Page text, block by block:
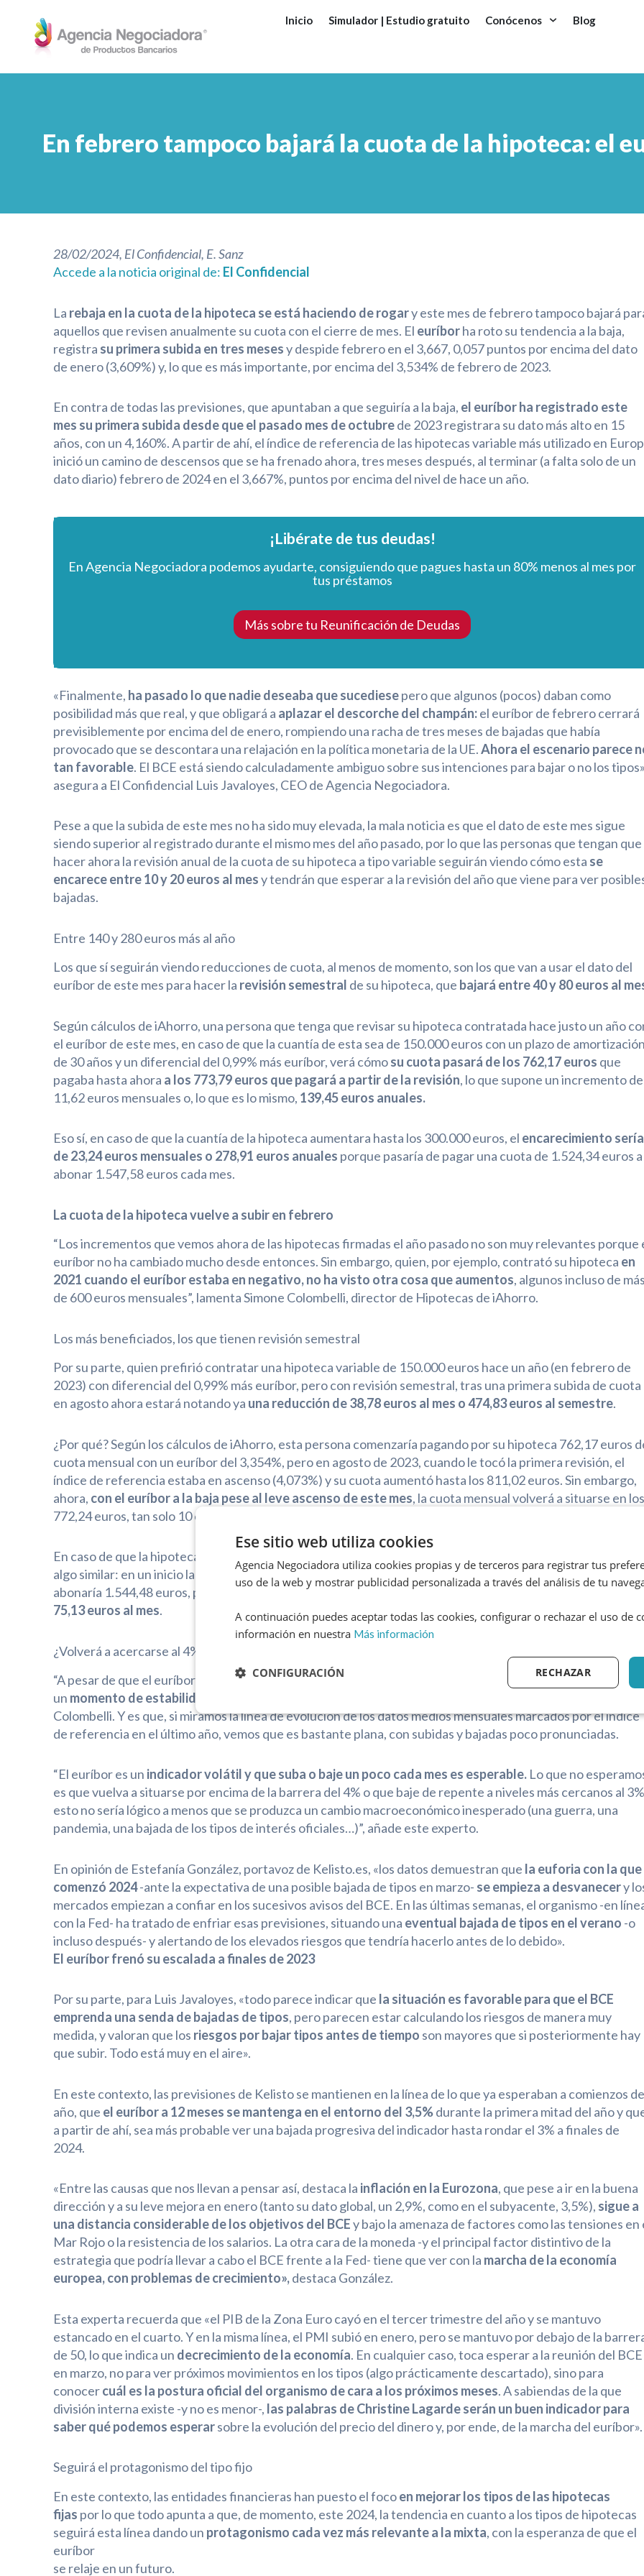
contenido
Inicio Simulador | Estudio gratuito Conócenos Blog
En febrero tampoco bajará la cuota de la hipoteca: el
28/02/2024, El Confidencial, E. Sanz
Accede a la noticia original de: El Confidencial
La rebaja en la cuota de la hipoteca se está haciendo de rogary este mes de febrero tampoco bajará
aquellos que revisen anualmente su cuota con el cierre de mes. El euríborha roto su tendencia a la baja,
registra su primera subida en tres mesesy despide febrero en el 3,667, 0,057 puntos por encima del dato
de enero (3,609%) y, lo que es más importante, por encima del 3,534% de febrero de 2023.
En contra de todas las previsiones, que apuntaban a que seguiría a la baja, el euríbor ha registrado este
mes su primera subida desde que el pasado mes de octubrede 2023 registrara su dato más alto en 15
años, con un 4,160%. A partir de ahí, el índice de referencia de las hipotecas variable más utilizado en
inició un camino de descensos que se ha frenado ahora, tres meses después, al terminar (a falta solo de un
dato diario) febrero de 2024 en el 3,667%, puntos por encima del nivel de hace un año.
¡Libérate de tus deudas!
En Agencia Negociadora podemos ayudarte, consiguiendo que pagues hasta un 80% menos al mes por
tus préstamos
Más sobre tu Reunificación de Deudas
«Finalmente, ha pasado lo que nadie deseaba que sucediesepero que algunos (pocos) daban como
posibilidad más que real, y que obligará a aplazar el descorche del champán:el euríbor de febrero cerrará
previsiblemente por encima del de enero, rompiendo una racha de tres meses de bajadas que había
provocado que se descontara una relajación en la política monetaria de la UE.Ahora el escenario parece
tan favorable. El BCE está siendo calculadamente ambiguo sobre sus intenciones para bajar o no los
asegura a El Confidencial Luis Javaloyes, CEO de Agencia Negociadora.
Pese a que la subida de este mes no ha sido muy elevada, la mala noticia es que el dato de este mes sigue
siendo superior al registrado durante el mismo mes del año pasado, por lo que las personas que tengan que
hacer ahora la revisión anual de la cuota de su hipoteca a tipo variable seguirán viendo cómo esta se
encarece entre 10 y 20 euros al mesy tendrán que esperar a la revisión del año que viene para ver
bajadas.
Entre 140 y 280 euros más al año
Los que sí seguirán viendo reducciones de cuota, al menos de momento, son los que van a usar el dato del
euríbor de este mes para hacer la revisión semestral de su hipoteca, que bajará entre 40 y 80 euros al
Según cálculos de iAhorro, una persona que tenga que revisar su hipoteca contratada hace justo un año
el euríbor de este mes, en caso de que la cuantía de esta sea de 150.000 euros con un plazo de amortización
de 30 años y un diferencial del 0,99% más euríbor, verá cómosu cuota pasará de los 762,17 euros que
pagaba hasta ahora a los 773,79 euros que pagará a partir de la revisión, lo que supone un incremento de
11,62 euros mensuales o, lo que es lo mismo, 139,45 euros anuales.
Eso sí, en caso de que la cuantía de la hipoteca aumentara hasta los 300.000 euros, el encarecimiento sería
de 23,24 euros mensuales o 278,91 euros anuales porque pasaría de pagar una cuota de 1.524,34 euros a
abonar 1.547,58 euros cada mes.
La cuota de la hipoteca vuelve a subir en febrero
“Los incrementos que vemos ahora de las hipotecas firmadas el año pasado no son muy relevantes porque
euríbor no ha cambiado mucho desde entonces. Sin embargo, quien, por ejemplo, contrató su hipoteca en
2021 cuando el euríbor estaba en negativo, no ha visto otra cosa que aumentos, algunos incluso de más
de 600 euros mensuales”, lamenta Simone Colombelli, director de Hipotecas de iAhorro.
Los más beneficiados, los que tienen revisión semestral
Por su parte, quien prefirió contratar una hipoteca variable de 150.000 euros hace un año (en febrero de
2023) con diferencial del 0,99% más euríbor, pero con revisión semestral, tras una primera subida de cuota
en agosto ahora estará notando ya una reducción de 38,78 euros al mes o 474,83 euros al semestre.
¿Por qué? Según los cálculos de iAhorro, esta persona comenzaría pagando por su hipoteca 762,17 euros
cuota mensual con un euríbor del 3,354%, pero en agosto de 2023, cuando le tocó la primera revisión, el
índice de referencia estaba en ascenso (4,073%) y su cuota aumentó hasta los 811,02 euros. Sin embargo,
ahora, con el euríbor a la baja pese al leve ascenso de este mes, la cuota mensual volverá a situarse en los
772,24 euros, tan solo 10 euros por encima de lo que pagaba en un inicio.
En caso de que la hipoteca, en vez de tener una cuantía de 150.000 euros fuera de 300.000 euros pasaría
algo similar: en un inicio la cuota sería de 1.524,34 euros, a los seis meses pasaría a pagar 1.622,04 y ahora
abonaría 1.544,48 euros, por lo que
el abaratamiento de esta hipoteca desde la revisión anterior sería de
75,13 euros al mes.
¿Volverá a acercarse al 4%?
“A pesar de que el euríbor haya subido levemente, si miramos su evolución a largo plazo, seguimos en
un momento de estabilidad dentro de la bajada
Colombelli. Y es que, si miramos la línea de evolución de los datos medios mensuales marcados por el índice
de referencia en el último año, vemos que es bastante plana, con subidas y bajadas poco pronunciadas.
“El euríbor es un indicador volátil y que suba o baje un poco cada mes es esperable.Lo que no
es que vuelva a situarse por encima de la barrera del 4% o que baje de repente a niveles más cercanos al
esto no sería lógico a menos que se produzca un cambio macroeconómico inesperado (una guerra, una
pandemia, una bajada de los tipos de interés oficiales…)”, añade este experto.
En opinión de Estefanía González, portavoz de Kelisto.es, «los datos demuestran que la euforia con la que
comenzó 2024-ante la expectativa de una posible bajada de tipos en marzo- se empieza a desvanecery
mercados empiezan a confiar en los sucesivos avisos del BCE. En las últimas semanas, el organismo -en
con la Fed- ha tratado de enfriar esas previsiones, situando una eventual bajada de tipos en el verano -o
incluso después- y alertando de los elevados riesgos que tendría hacerlo antes de lo debido».
El euríbor frenó su escalada a finales de 2023
Por su parte, para Luis Javaloyes, «todo parece indicar que la situación es favorable para que el BCE
emprenda una senda de bajadas de tipos, pero parecen estar calculando los riesgos de manera muy
medida, y valoran que los riesgos por bajar tipos antes de tiempo son mayores que si posteriormente hay
que subir. Todo está muy en el aire».
En este contexto, las previsiones de Kelisto se mantienen en la línea de lo que ya esperaban a comienzos de
año, que el euríbor a 12 meses se mantenga en el entorno del 3,5%durante la primera mitad del año y
a partir de ahí, sea más probable ver una bajada progresiva del indicador hasta rondar el 3% a finales de
2024.
«Entre las causas que nos llevan a pensar así, destaca la inflación en la Eurozona, que pese a ir en la buena
dirección y a su leve mejora en enero (tanto su dato global, un 2,9%, como en el subyacente, 3,5%), sigue a
una distancia considerable de los objetivos del BCEy bajo la amenaza de factores como las tensiones en
Mar Rojo o la resistencia de los salarios. La otra cara de la moneda -y el principal factor distintivo de la
estrategia que podría llevar a cabo el BCE frente a la Fed- tiene que ver con la marcha de la economía
europea, con problemas de crecimiento»,destaca González.
Esta experta recuerda que «el PIB de la Zona Euro cayó en el tercer trimestre del año y se mantuvo
estancado en el cuarto. Y en la misma línea, el PMI subió en enero, pero se mantuvo por debajo de la
de 50, lo que indica un decrecimiento de la economía. En cualquier caso, toca esperar a la reunión del BCE
en marzo, no para ver próximos movimientos en los tipos (algo prácticamente descartado), sino para
conocercuál es la postura oficial del organismo de cara a los próximos meses. A sabiendas de la que
división interna existe -y no es menor-, las palabras de Christine Lagarde serán un buen indicador para
saber qué podemos esperarsobre la evolución del precio del dinero y, por ende, de la marcha del euríbor».
Seguirá el protagonismo del tipo fijo
En este contexto, las entidades financieras han puesto el focoen mejorar los tipos de las hipotecas
fijas por lo que todo apunta a que, de momento, este 2024, la tendencia en cuanto a los tipos de hipotecas
seguirá esta línea dando un protagonismo cada vez más relevante a la mixta, con la esperanza de que el
euríbor
se relaje en un futuro.
Ese sitio web utiliza cookies
Agencia Negociadora utiliza cookies propias y de terceros para registrar tus
uso de la web y mostrar publicidad personalizada a través del análisis de tu
A continuación puedes aceptar todas las cookies, configurar o rechazar el uso de
información en nuestra Más información
RECHAZAR
CONFIGURACIÓN